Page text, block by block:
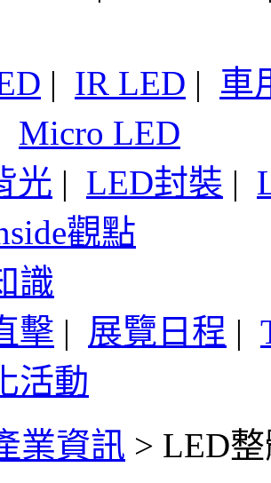
| IR LED | 車
Micro LED
光 | LED封裝 |
觀點
識
擊 | 展覽日程 |
活動
業資訊 > LED